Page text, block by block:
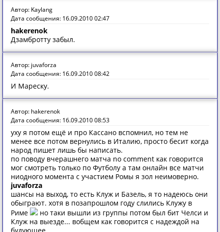
Автор: Kaylang
Дата сообщения: 16.09.2010 02:47
hakerenok
Дзамбротту забыл.
Автор: juvaforza
Дата сообщения: 16.09.2010 08:42
И Мареску.
Автор: hakerenok
Дата сообщения: 16.09.2010 08:53
уху я потом ещё и про Кассано вспомнил, но тем не
менее все потом вернулись в Италию, просто бесит когда
народ пишет лишь бы написать.
по поводу вчерашнего матча no comment как говорится
мог смотреть только по Футболу а там онлайн все матчи
ниодного момента с участием Ромы я зол неимоверно.
juvaforza
шансы на выход, то есть Клуж и Базель, я то надеюсь они
обыграют. хотя в позапрошлом году слились Клужу в
Риме
но таки вышли из группы потом был бит Челси и
Клуж на выезде... вобщем как говорится с надеждой на